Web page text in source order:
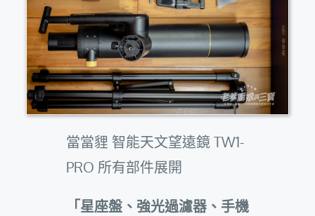
當當貍 智能天文望遠鏡 TW1-
PRO 所有部件展開
「星座盤、強光過濾器、手機